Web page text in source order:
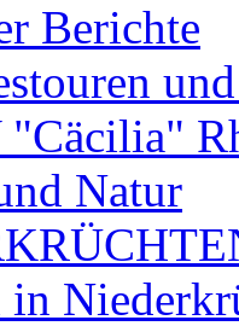
Berichte
Natur
in